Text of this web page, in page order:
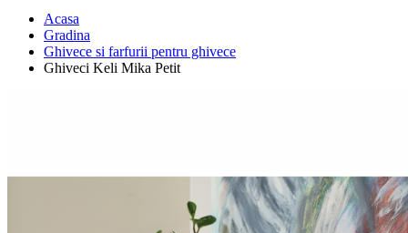
Acasa
Gradina
Ghivece si farfurii pentru ghivece
Ghiveci Keli Mika Petit